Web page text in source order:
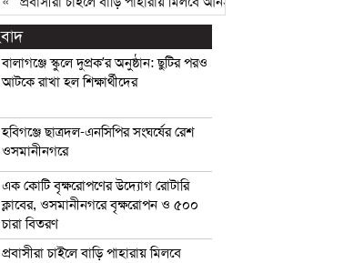
বালাগঞ্জে স্কুলে দুপ্রক’র অনুষ্ঠান: ছুটির পরও
আটকে রাখা হল শিক্ষার্থীদের
হবিগঞ্জে ছাত্রদল-এনসিপির সংঘর্ষের রেশ
ওসমানীনগরে
এক কোটি বৃক্ষরোপণের উদ্যোগ রোটারি
ক্লাবের, ওসমানীনগরে বৃক্ষরোপন ও ৫০০
চারা বিতরণ
প্রবাসীরা চাইলে বাড়ি পাহারায় মিলবে